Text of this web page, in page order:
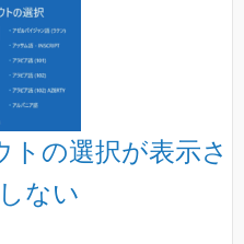
トの選択が表示さ
ない